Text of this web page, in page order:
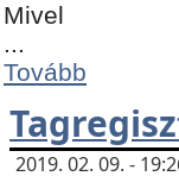
Mivel
...
Tovább
2019. 02. 09. -